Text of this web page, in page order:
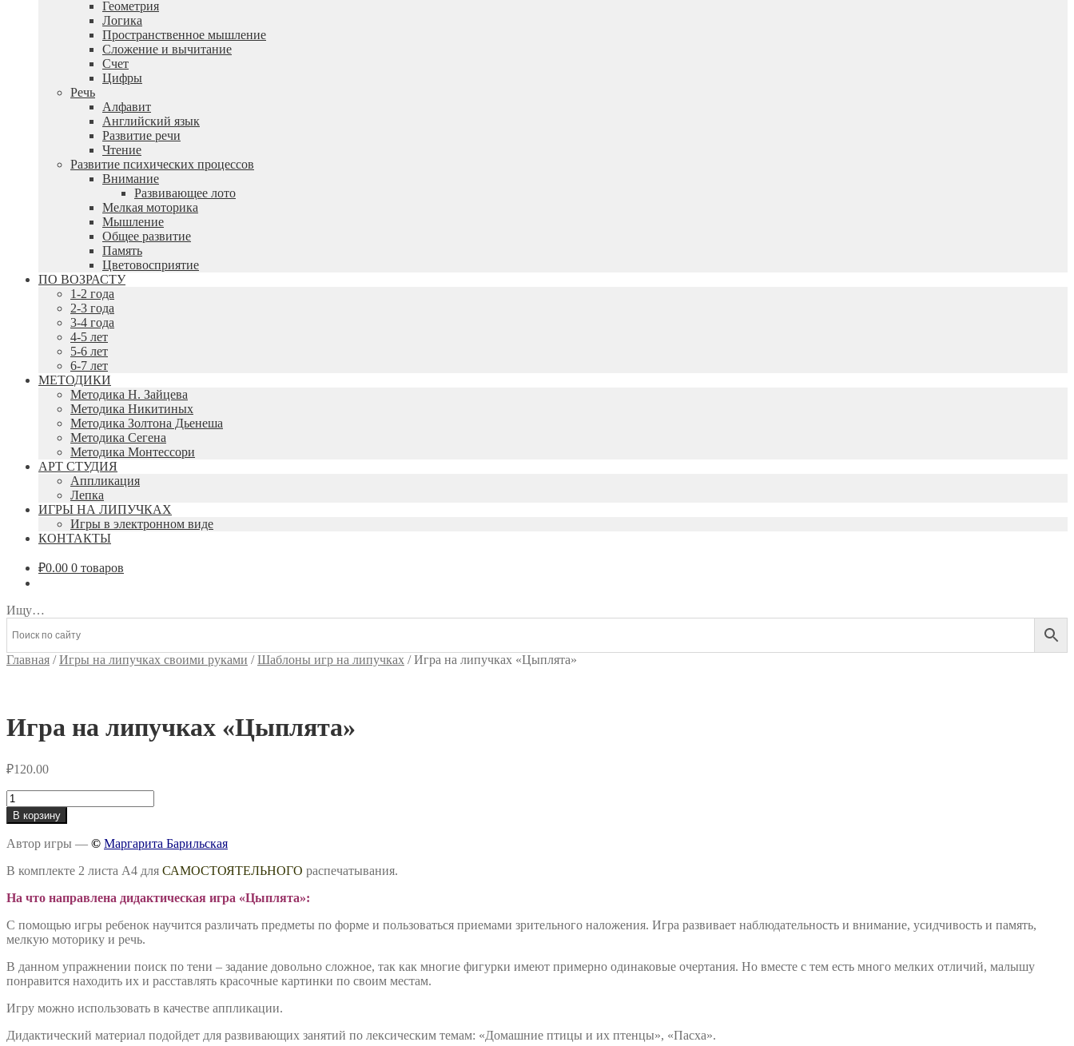
Геометрия
Логика
Пространственное мышление
Сложение и вычитание
Счет
Цифры
Речь
Алфавит
Английский язык
Развитие речи
Чтение
Развитие психических процессов
Внимание
Развивающее лото
Мелкая моторика
Мышление
Общее развитие
Память
Цветовосприятие
ПО ВОЗРАСТУ
1-2 года
2-3 года
3-4 года
4-5 лет
5-6 лет
6-7 лет
МЕТОДИКИ
Методика Н. Зайцева
Методика Никитиных
Методика Золтона Дьенеша
Методика Сегена
Методика Монтессори
АРТ СТУДИЯ
Аппликация
Лепка
ИГРЫ НА ЛИПУЧКАХ
Игры в электронном виде
КОНТАКТЫ
₽0.00 0 товаров
Ищу…
Главная /Игры на липучках своими руками /Шаблоны игр на липучках /Игра на липучках «Цыплята»
Игра на липучках «Цыплята»
₽120.00
Количество
товара
Игра
на
липучках
«Цыплята»
В корзину
Автор игры — © Маргарита Барильская
В комплекте 2 листа А4 для САМОСТОЯТЕЛЬНОГО распечатывания.
На что направлена дидактическая игра «Цыплята»:
С помощью игры ребенок научится различать предметы по форме и пользоваться приемами зрительного наложения. Игра развивает наблюдательность и внимание, усидчивость и память,
мелкую моторику и речь.
В данном упражнении поиск по тени – задание довольно сложное, так как многие фигурки имеют примерно одинаковые очертания. Но вместе с тем есть много мелких отличий, малышу
понравится находить их и расставлять красочные картинки по своим местам.
Игру можно использовать в качестве аппликации.
Дидактический материал подойдет для развивающих занятий по лексическим темам: «Домашние птицы и их птенцы», «Пасха».